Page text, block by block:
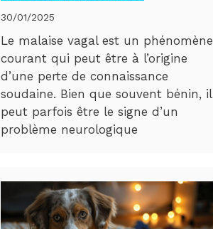
30/01/2025
Le malaise vagal est un phénomène
courant qui peut être à l’origine
d’une perte de connaissance
soudaine. Bien que souvent bénin, il
peut parfois être le signe d’un
problème neurologique